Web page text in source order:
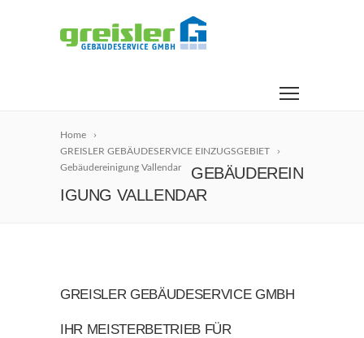
Home
GREISLER GEBÄUDESERVICE EINZUGSGEBIET
Gebäudereinigung Vallendar
GEBÄUDEREIN
IGUNG VALLENDAR
GREISLER GEBÄUDESERVICE GMBH
IHR MEISTERBETRIEB FÜR